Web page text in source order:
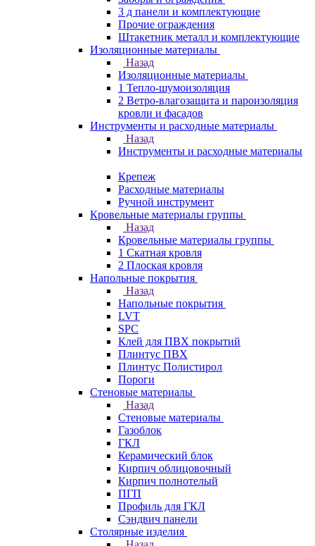
3 д панели и комплектующие
Прочие ограждения
Штакетник металл и комплектующие
Изоляционные материалы
Назад
Изоляционные материалы
1 Тепло-шумоизоляция
2 Ветро-влагозащита и пароизоляция
кровли и фасадов
Инструменты и расходные материалы
Назад
Инструменты и расходные материалы
Крепеж
Расходные материалы
Ручной инструмент
Кровельные материалы группы
Назад
Кровельные материалы группы
1 Скатная кровля
2 Плоская кровля
Напольные покрытия
Назад
Напольные покрытия
LVT
SPC
Клей для ПВХ покрытий
Плинтус ПВХ
Плинтус Полистирол
Пороги
Стеновые материалы
Назад
Стеновые материалы
Газоблок
ГКЛ
Керамический блок
Кирпич облицовочный
Кирпич полнотелый
ПГП
Профиль для ГКЛ
Сэндвич панели
Столярные изделия